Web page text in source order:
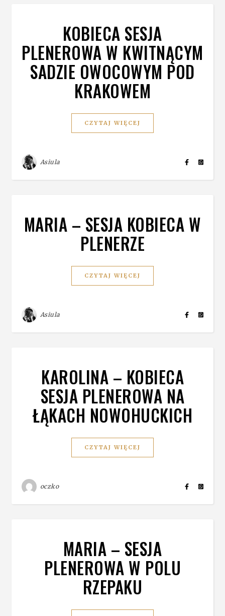
KOBIECA SESJA
PLENEROWA W KWITNĄCYM
SADZIE OWOCOWYM POD
KRAKOWEM
CZYTAJ WIĘCEJ
Asiula
MARIA – SESJA KOBIECA W
PLENERZE
CZYTAJ WIĘCEJ
Asiula
KAROLINA – KOBIECA
SESJA PLENEROWA NA
ŁĄKACH NOWOHUCKICH
CZYTAJ WIĘCEJ
oczko
MARIA – SESJA
PLENEROWA W POLU
RZEPAKU